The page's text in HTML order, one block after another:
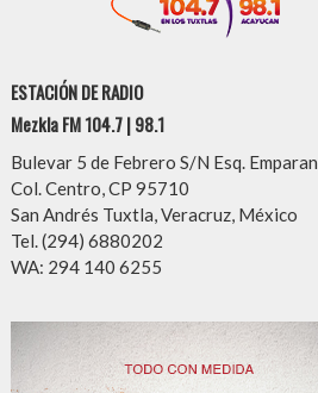
ESTACIÓN DE RADIO
Mezkla FM 104.7 | 98.1
Bulevar 5 de Febrero S/N Esq. Emparan
Col. Centro, CP 95710
San Andrés Tuxtla, Veracruz, México
Tel. (294) 6880202
WA: 294 140 6255